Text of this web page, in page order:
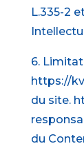
L.335-2
6.
https://
du site.
du